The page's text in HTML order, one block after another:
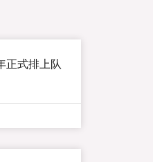
正式排上队